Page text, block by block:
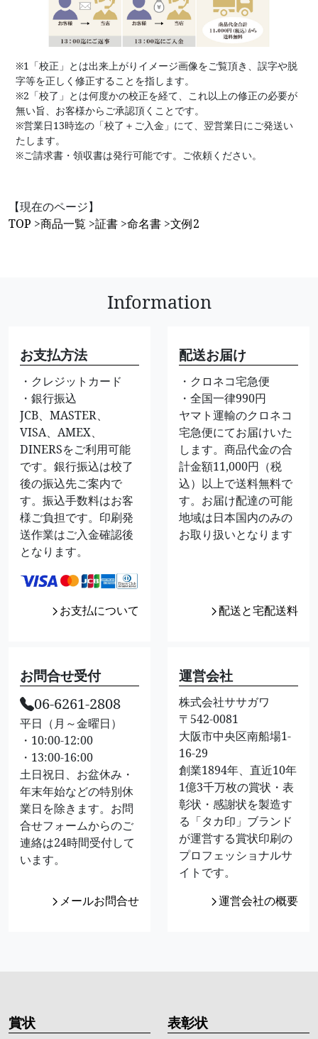
※1「校正」とは出来上がりイメージ画像をご覧頂き、誤字や脱
字等を正しく修正することを指します。
※2「校了」とは何度かの校正を経て、これ以上の修正の必要が
無い旨、お客様からご承認頂くことです。
※営業日13時迄の「校了＋ご入金」にて、翌営業日にご発送い
たします。
※ご請求書・領収書は発行可能です。ご依頼ください。
【現在のページ】
TOP >商品一覧 >証書 >命名書 >文例2
Information
お支払方法
・クレジットカード
・銀行振込
JCB、MASTER、
VISA、AMEX、
DINERSをご利用可能
です。銀行振込は校了
後の振込先ご案内で
す。振込手数料はお客
様ご負担です。印刷発
送作業はご入金確認後
となります。
お支払について
配送お届け
・クロネコ宅急便
・全国一律990円
ヤマト運輸のクロネコ
宅急便にてお届けいた
します。商品代金の合
計金額11,000円（税
込）以上で送料無料で
す。お届け配達の可能
地域は日本国内のみの
お取り扱いとなります
配送と宅配送料
お問合せ受付
06-6261-2808
平日（月～金曜日）
・10:00-12:00
・13:00-16:00
土日祝日、お盆休み・
年末年始などの特別休
業日を除きます。お問
合せフォームからのご
連絡は24時間受付して
います。
メールお問合せ
運営会社
株式会社ササガワ
〒542-0081
大阪市中央区南船場1-
16-29
創業1894年、直近10年
1億3千万枚の賞状・表
彰状・感謝状を製造す
る「タカ印」ブランド
が運営する賞状印刷の
プロフェッショナルサ
イトです。
運営会社の概要
賞状 表彰状